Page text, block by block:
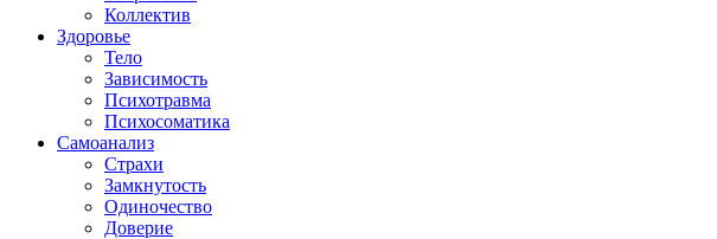
Коллектив
Здоровье
Тело
Зависимость
Психотравма
Психосоматика
Самоанализ
Страхи
Замкнутость
Одиночество
Доверие